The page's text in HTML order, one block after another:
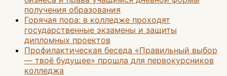
получения образования
Горячая пора: в колледже проходят
государственные экзамены и защиты
дипломных проектов
Профилактическая беседа «Правильный выбор
— твоё будущее» прошла для первокурсников
колледжа